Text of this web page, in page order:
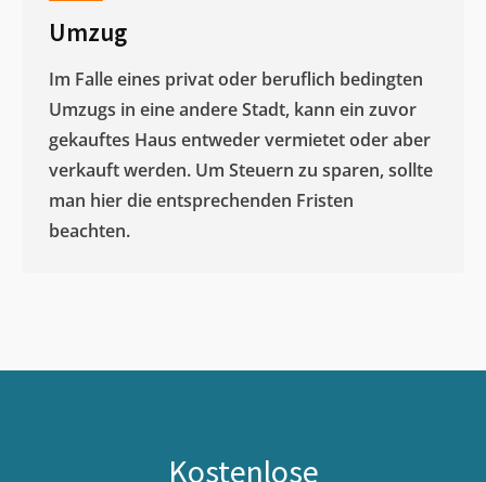
Umzug
Im Falle eines privat oder beruflich bedingten
Umzugs in eine andere Stadt, kann ein zuvor
gekauftes Haus entweder vermietet oder aber
verkauft werden. Um Steuern zu sparen, sollte
man hier die entsprechenden Fristen
beachten.
Kostenlose